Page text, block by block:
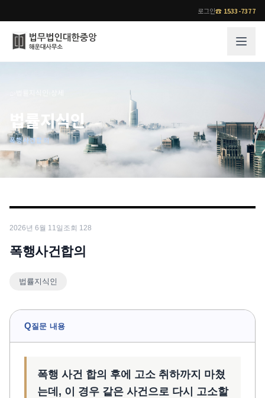
로그인☎ 1533-7377
오시는 길
통합검색
기업 인사이트
사례분석/최신동향
법률지식인
업무분야
전체
소식/자료
언론보도
법률서식
법률지식인
폭행사건합의
2026년 6월 11일 조회 128
폭행사건합의
법률지식인
Q질문 내용
폭행 사건 합의 후에 고소 취하까지 마쳤
는데, 이 경우 같은 사건으로 다시 고소할